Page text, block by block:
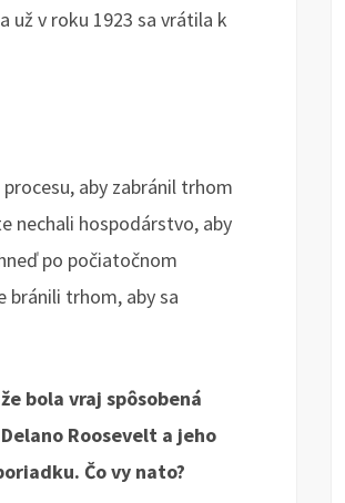
už v roku 1923 sa vrátila k
aby zabránil trhom
nechali hospodárstvo, aby
po počiatočnom
bránili trhom, aby sa
bola vraj spôsobená
Roosevelt a jeho
Čo vy nato?